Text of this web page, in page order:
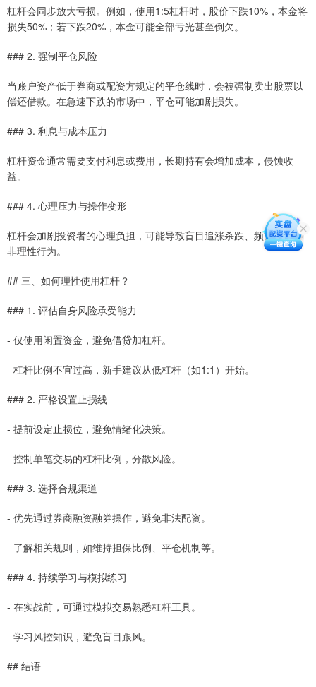
杠杆会同步放大亏损。例如，使用1:5杠杆时，股价下跌10%，本金将
损失50%；若下跌20%，本金可能全部亏光甚至倒欠。
### 2. 强制平仓风险
当账户资产低于券商或配资方规定的平仓线时，会被强制卖出股票以
偿还借款。在急速下跌的市场中，平仓可能加剧损失。
### 3. 利息与成本压力
杠杆资金通常需要支付利息或费用，长期持有会增加成本，侵蚀收
益。
### 4. 心理压力与操作变形
杠杆会加剧投资者的心理负担，可能导致盲目追涨杀跌、频繁交易等
非理性行为。
## 三、如何理性使用杠杆？
### 1. 评估自身风险承受能力
- 仅使用闲置资金，避免借贷加杠杆。
- 杠杆比例不宜过高，新手建议从低杠杆（如1:1）开始。
### 2. 严格设置止损线
- 提前设定止损位，避免情绪化决策。
- 控制单笔交易的杠杆比例，分散风险。
### 3. 选择合规渠道
- 优先通过券商融资融券操作，避免非法配资。
- 了解相关规则，如维持担保比例、平仓机制等。
### 4. 持续学习与模拟练习
- 在实战前，可通过模拟交易熟悉杠杆工具。
- 学习风控知识，避免盲目跟风。
## 结语